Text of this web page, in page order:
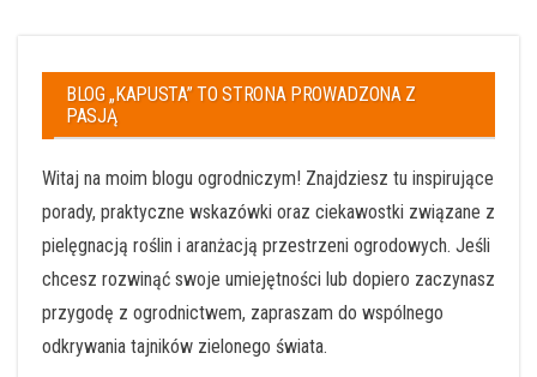
BLOG „KAPUSTA” TO STRONA PROWADZONA Z
PASJĄ
Witaj na moim blogu ogrodniczym! Znajdziesz tu inspirujące
porady, praktyczne wskazówki oraz ciekawostki związane z
pielęgnacją roślin i aranżacją przestrzeni ogrodowych. Jeśli
chcesz rozwinąć swoje umiejętności lub dopiero zaczynasz
przygodę z ogrodnictwem, zapraszam do wspólnego
odkrywania tajników zielonego świata.